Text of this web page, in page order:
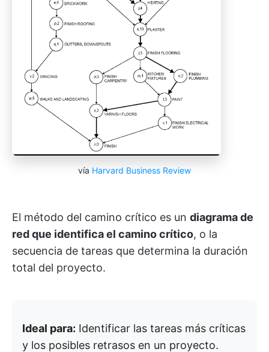
vía Harvard Business Review
El método del camino crítico es un diagrama de
red que identifica el camino crítico, o la
secuencia de tareas que determina la duración
total del proyecto.
Ideal para: Identificar las tareas más críticas
y los posibles retrasos en un proyecto.